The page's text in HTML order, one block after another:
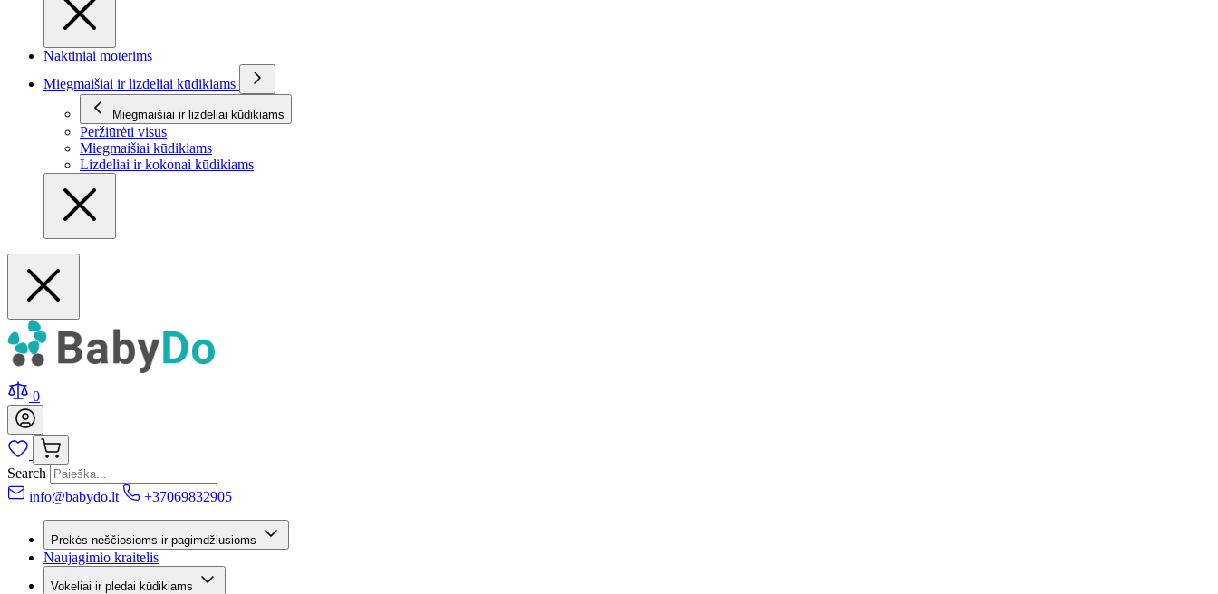
Naktiniai moterims
Miegmaišiai ir lizdeliai kūdikiams
Miegmaišiai ir lizdeliai kūdikiams
Peržiūrėti visus
Miegmaišiai kūdikiams
Lizdeliai ir kokonai kūdikiams
0
Search
info@babydo.lt
+37069832905
Prekės nėščiosioms ir pagimdžiusioms
Naujagimio kraitelis
Vokeliai ir pledai kūdikiams